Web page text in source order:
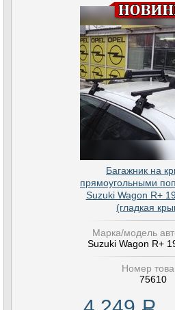
Багажник на
прямоугольными
Suzuki Wagon R+
(гладкая
Марка/модель
Suzuki Wagon R+
Номер
75610